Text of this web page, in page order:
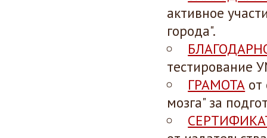
активное
города".
тестирование
ГРАМОТА
мозга" за